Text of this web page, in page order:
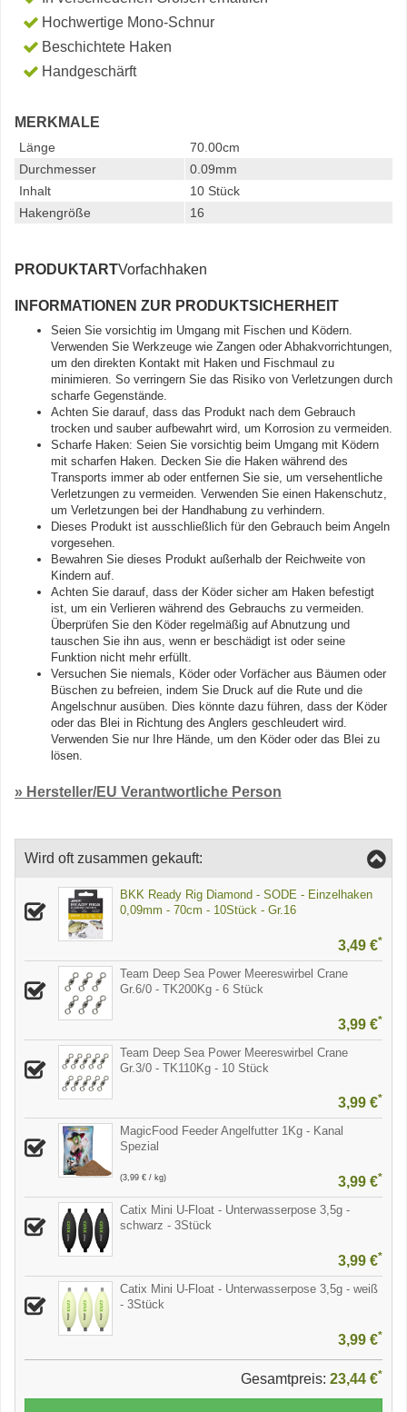
Hochwertige Mono-Schnur
Beschichtete Haken
Handgeschärft
MERKMALE
Länge
70.00cm
Durchmesser
0.09mm
Inhalt
10 Stück
Hakengröße
16
PRODUKTARTVorfachhaken
INFORMATIONEN ZUR PRODUKTSICHERHEIT
Seien Sie vorsichtig im Umgang mit Fischen und Ködern.
Verwenden Sie Werkzeuge wie Zangen oder Abhakvorrichtungen,
um den direkten Kontakt mit Haken und Fischmaul zu
minimieren. So verringern Sie das Risiko von Verletzungen durch
scharfe Gegenstände.
Achten Sie darauf, dass das Produkt nach dem Gebrauch
trocken und sauber aufbewahrt wird, um Korrosion zu vermeiden.
Scharfe Haken: Seien Sie vorsichtig beim Umgang mit Ködern
mit scharfen Haken. Decken Sie die Haken während des
Transports immer ab oder entfernen Sie sie, um versehentliche
Verletzungen zu vermeiden. Verwenden Sie einen Hakenschutz,
um Verletzungen bei der Handhabung zu verhindern.
Dieses Produkt ist ausschließlich für den Gebrauch beim Angeln
vorgesehen.
Bewahren Sie dieses Produkt außerhalb der Reichweite von
Kindern auf.
Achten Sie darauf, dass der Köder sicher am Haken befestigt
ist, um ein Verlieren während des Gebrauchs zu vermeiden.
Überprüfen Sie den Köder regelmäßig auf Abnutzung und
tauschen Sie ihn aus, wenn er beschädigt ist oder seine
Funktion nicht mehr erfüllt.
Versuchen Sie niemals, Köder oder Vorfächer aus Bäumen oder
Büschen zu befreien, indem Sie Druck auf die Rute und die
Angelschnur ausüben. Dies könnte dazu führen, dass der Köder
oder das Blei in Richtung des Anglers geschleudert wird.
Verwenden Sie nur Ihre Hände, um den Köder oder das Blei zu
lösen.
» Hersteller/EU Verantwortliche Person
Wird oft zusammen gekauft:
BKK Ready Rig Diamond - SODE - Einzelhaken
0,09mm - 70cm - 10Stück - Gr.16
3,49 €*
Team Deep Sea Power Meereswirbel Crane
Gr.6/0 - TK200Kg - 6 Stück
3,99 €*
Team Deep Sea Power Meereswirbel Crane
Gr.3/0 - TK110Kg - 10 Stück
3,99 €*
MagicFood Feeder Angelfutter 1Kg - Kanal
Spezial
(3,99 € / kg) 3,99 €*
Catix Mini U-Float - Unterwasserpose 3,5g -
schwarz - 3Stück
3,99 €*
Catix Mini U-Float - Unterwasserpose 3,5g - weiß
- 3Stück
3,99 €*
Gesamtpreis: 23,44 €*